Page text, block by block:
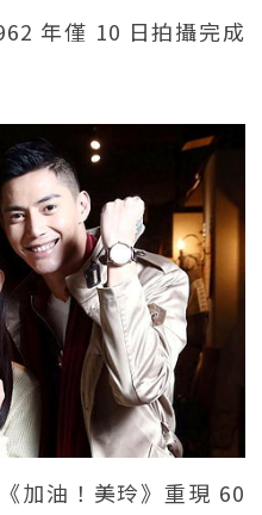
年僅 10 日拍攝完成
加油！美玲》重現 60